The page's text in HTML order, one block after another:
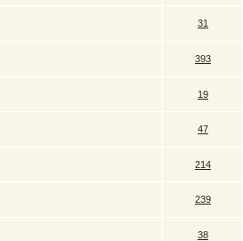
31
393
19
47
214
239
38